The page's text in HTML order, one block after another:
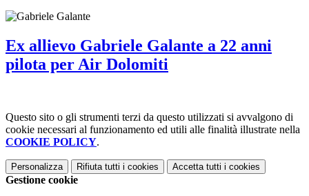
Ex allievo Gabriele Galante a 22 anni
pilota per Air Dolomiti
Questo sito o gli strumenti terzi da questo utilizzati si avvalgono di
cookie necessari al funzionamento ed utili alle finalità illustrate nella
COOKIE POLICY.
Personalizza Rifiuta tutti i cookies Accetta tutti i cookies
Gestione cookie